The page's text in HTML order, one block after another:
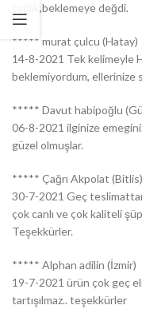
sağlık,beklemeye değdi.
***** murat çulcu (Hatay)
14-8-2021 Tek kelimeyle
beklemiyordum, ellerinize
***** Davut habipoğlu
06-8-2021 ilginize
güzel olmuşlar.
***** Çağrı Akpolat (Bitlis)
30-7-2021 Geç
çok canlı ve çok kaliteli
Teşekkürler.
***** Alphan adilin (İzmir)
19-7-2021 ürün çok geç
tartışılmaz.. teşekkürler